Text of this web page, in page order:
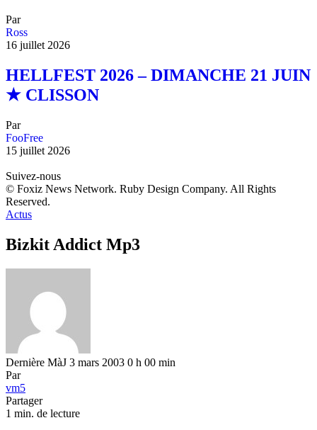
Par
Ross
16 juillet 2026
HELLFEST 2026 – DIMANCHE 21 JUIN
★ CLISSON
Par
FooFree
15 juillet 2026
Suivez-nous
© Foxiz News Network. Ruby Design Company. All Rights
Reserved.
Actus
Bizkit Addict Mp3
Dernière MàJ 3 mars 2003 0 h 00 min
Par
vm5
Partager
1 min. de lecture